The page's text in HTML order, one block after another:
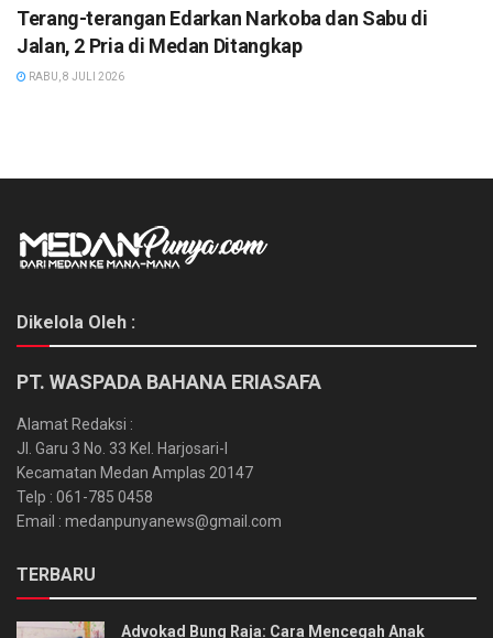
Terang-terangan Edarkan Narkoba dan Sabu di
Jalan, 2 Pria di Medan Ditangkap
RABU, 8 JULI 2026
Dikelola Oleh :
PT. WASPADA BAHANA ERIASAFA
Alamat Redaksi :
Jl. Garu 3 No. 33 Kel. Harjosari-I
Kecamatan Medan Amplas 20147
Telp : 061-785 0458
Email : medanpunyanews@gmail.com
TERBARU
Advokad Bung Raja: Cara Mencegah Anak